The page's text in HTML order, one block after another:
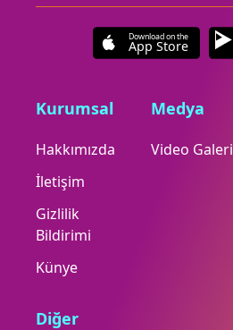
Download on the
App Store
Kurumsal
Hakkımızda
İletişim
Gizlilik
Bildirimi
Künye
Medya
Video Galeri
Diğer